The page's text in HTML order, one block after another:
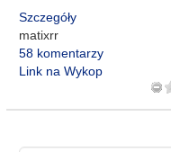
Szczegóły
matixrr
58 komentarzy
Link na Wykop